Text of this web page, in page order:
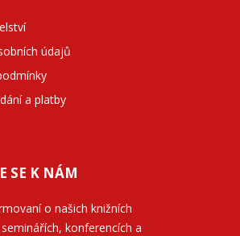
údajů
a platby
SE K NÁM
o našich knižních
konferencích a